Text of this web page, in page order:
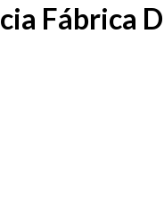
Fábrica